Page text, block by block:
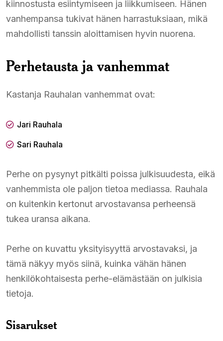
kiinnostusta esiintymiseen ja liikkumiseen. Hänen
vanhempansa tukivat hänen harrastuksiaan, mikä
mahdollisti tanssin aloittamisen hyvin nuorena.
Perhetausta ja vanhemmat
Kastanja Rauhalan vanhemmat ovat:
Jari Rauhala
Sari Rauhala
Perhe on pysynyt pitkälti poissa julkisuudesta, eikä
vanhemmista ole paljon tietoa mediassa. Rauhala
on kuitenkin kertonut arvostavansa perheensä
tukea uransa aikana.
Perhe on kuvattu yksityisyyttä arvostavaksi, ja
tämä näkyy myös siinä, kuinka vähän hänen
henkilökohtaisesta perhe-elämästään on julkisia
tietoja.
Sisarukset